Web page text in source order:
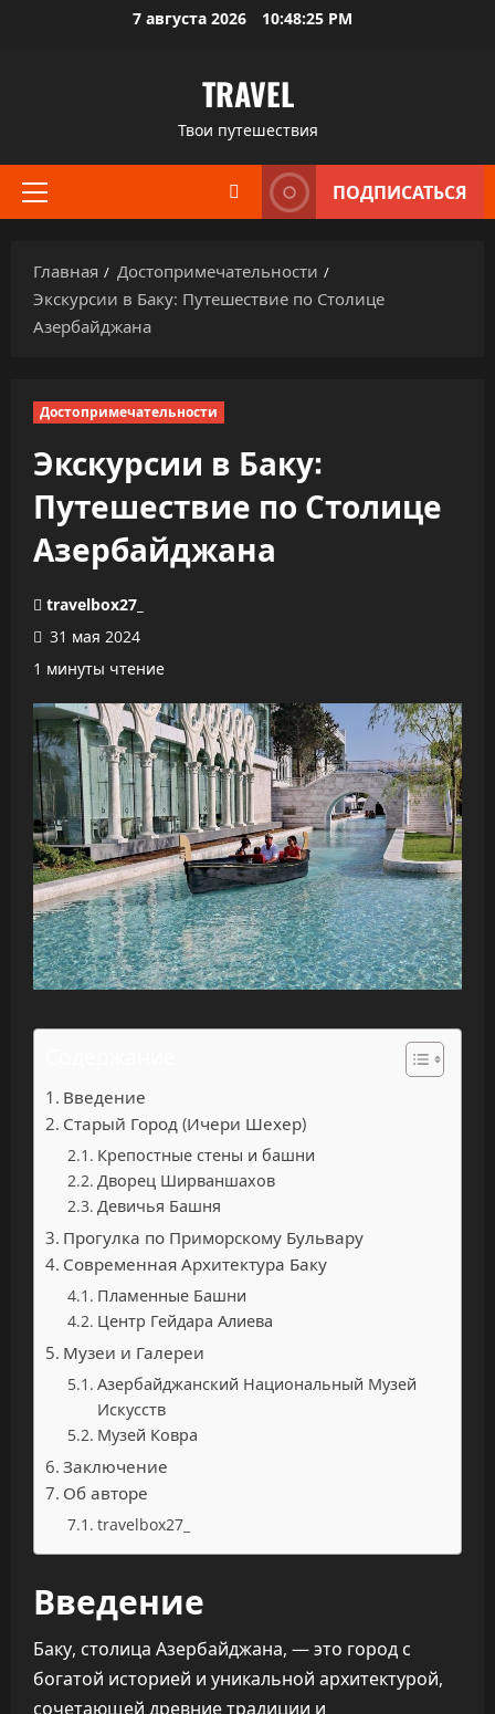
7 августа 2026 10:48:26 PM
TRAVEL
Твои путешествия
Основное
ПОДПИСАТЬСЯ
Главная
Достопримечательности
Экскурсии в Баку: Путешествие по Столице
Азербайджана
Достопримечательности
Экскурсии в Баку:
Путешествие по Столице
Азербайджана
travelbox27_
31 мая 2024
1 минуты чтение
Введение
Старый Город (Ичери Шехер)
Крепостные стены и башни
Дворец Ширваншахов
Девичья Башня
Прогулка по Приморскому Бульвару
Современная Архитектура Баку
Пламенные Башни
Центр Гейдара Алиева
Музеи и Галереи
Азербайджанский Национальный Музей
Искусств
Музей Ковра
Заключение
Об авторе
travelbox27_
Введение
Баку, столица Азербайджана, — это город с
богатой историей и уникальной архитектурой,
сочетающей древние традиции и